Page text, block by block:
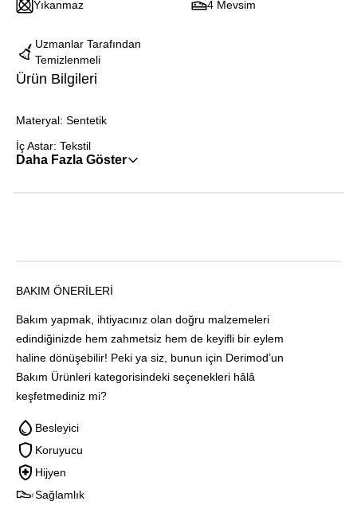
Yıkanmaz 4 Mevsim
Uzmanlar Tarafından
Temizlenmeli
Ürün Bilgileri
Materyal: Sentetik
İç Astar: Tekstil
Daha Fazla Göster
BAKIM ÖNERILERI
Bakım yapmak, ihtiyacınız olan doğru malzemeleri
edindiğinizde hem zahmetsiz hem de keyifli bir eylem
haline dönüşebilir! Peki ya siz, bunun için Derimod’un
Bakım Ürünleri kategorisindeki seçenekleri hâlâ
keşfetmediniz mi?
Besleyici
Koruyucu
Hijyen
Sağlamlık